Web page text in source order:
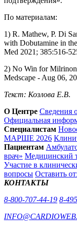
По материалам:
1) R. Mathew, P. Di
with Dobutamine in
Med 2021; 385:516-
2) No Win for
Medscape - Aug 06,
Текст: Козлова Е.В.
О Центре Сведения
Официальная
Специалистам
МАРШЕ 2026
Пациентам
врач» Медицинский
Участие в
вопросы Оставить
КОНТАКТЫ
8-800-707-44-19 8-